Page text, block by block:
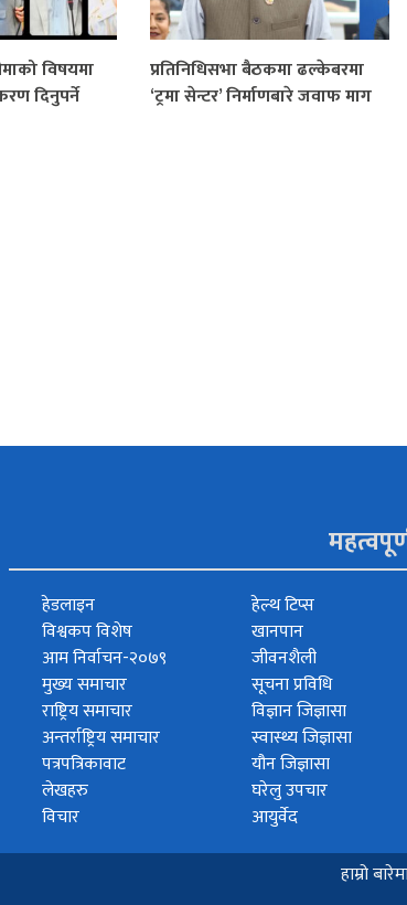
विषयमा
दिनुपर्ने
प्रतिनिधिसभा बैठकमा ढल्केबरमा
‘ट्रमा सेन्टर’ निर्माणबारे जवाफ माग
हेडलाइन
विश्वकप विशेष
आम निर्वाचन-२०७९
मुख्य समाचार
राष्ट्रिय समाचार
अन्तर्राष्ट्रिय समाचार
पत्रपत्रिकावाट
लेखहरु
विचार
हेल्थ टिप्स
खानपान
जीवनशैली
सूचना प्रविधि
विज्ञान जिज्ञासा
स्वास्थ्य जिज्ञासा
यौन जिज्ञासा
घरेलु उपचार
आयुर्वेद
हाम्रो